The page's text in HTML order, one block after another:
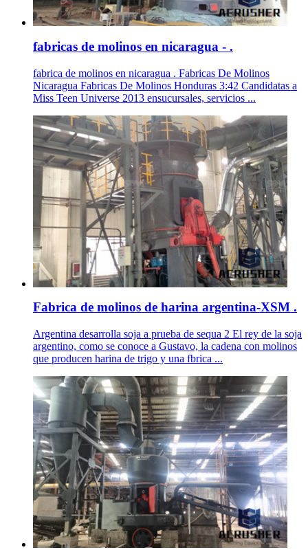
fabricas de molinos en nicaragua - .
fabrica de molinos en nicaragua . Fabricas De Molinos
Nicaragua Fabricas De Molinos Honduras 3:42 Candidatas a
Miss Teen Universe 2013 ensucursales, servicios ...
Fabrica de molinos de harina argentina-XSM .
Argentina desarrolla soja a prueba de sequa 2 El rey de la soja
argentino, como se conoce a Gustavo, la cadena con molinos
que producen harina de trigo y una fbrica ...